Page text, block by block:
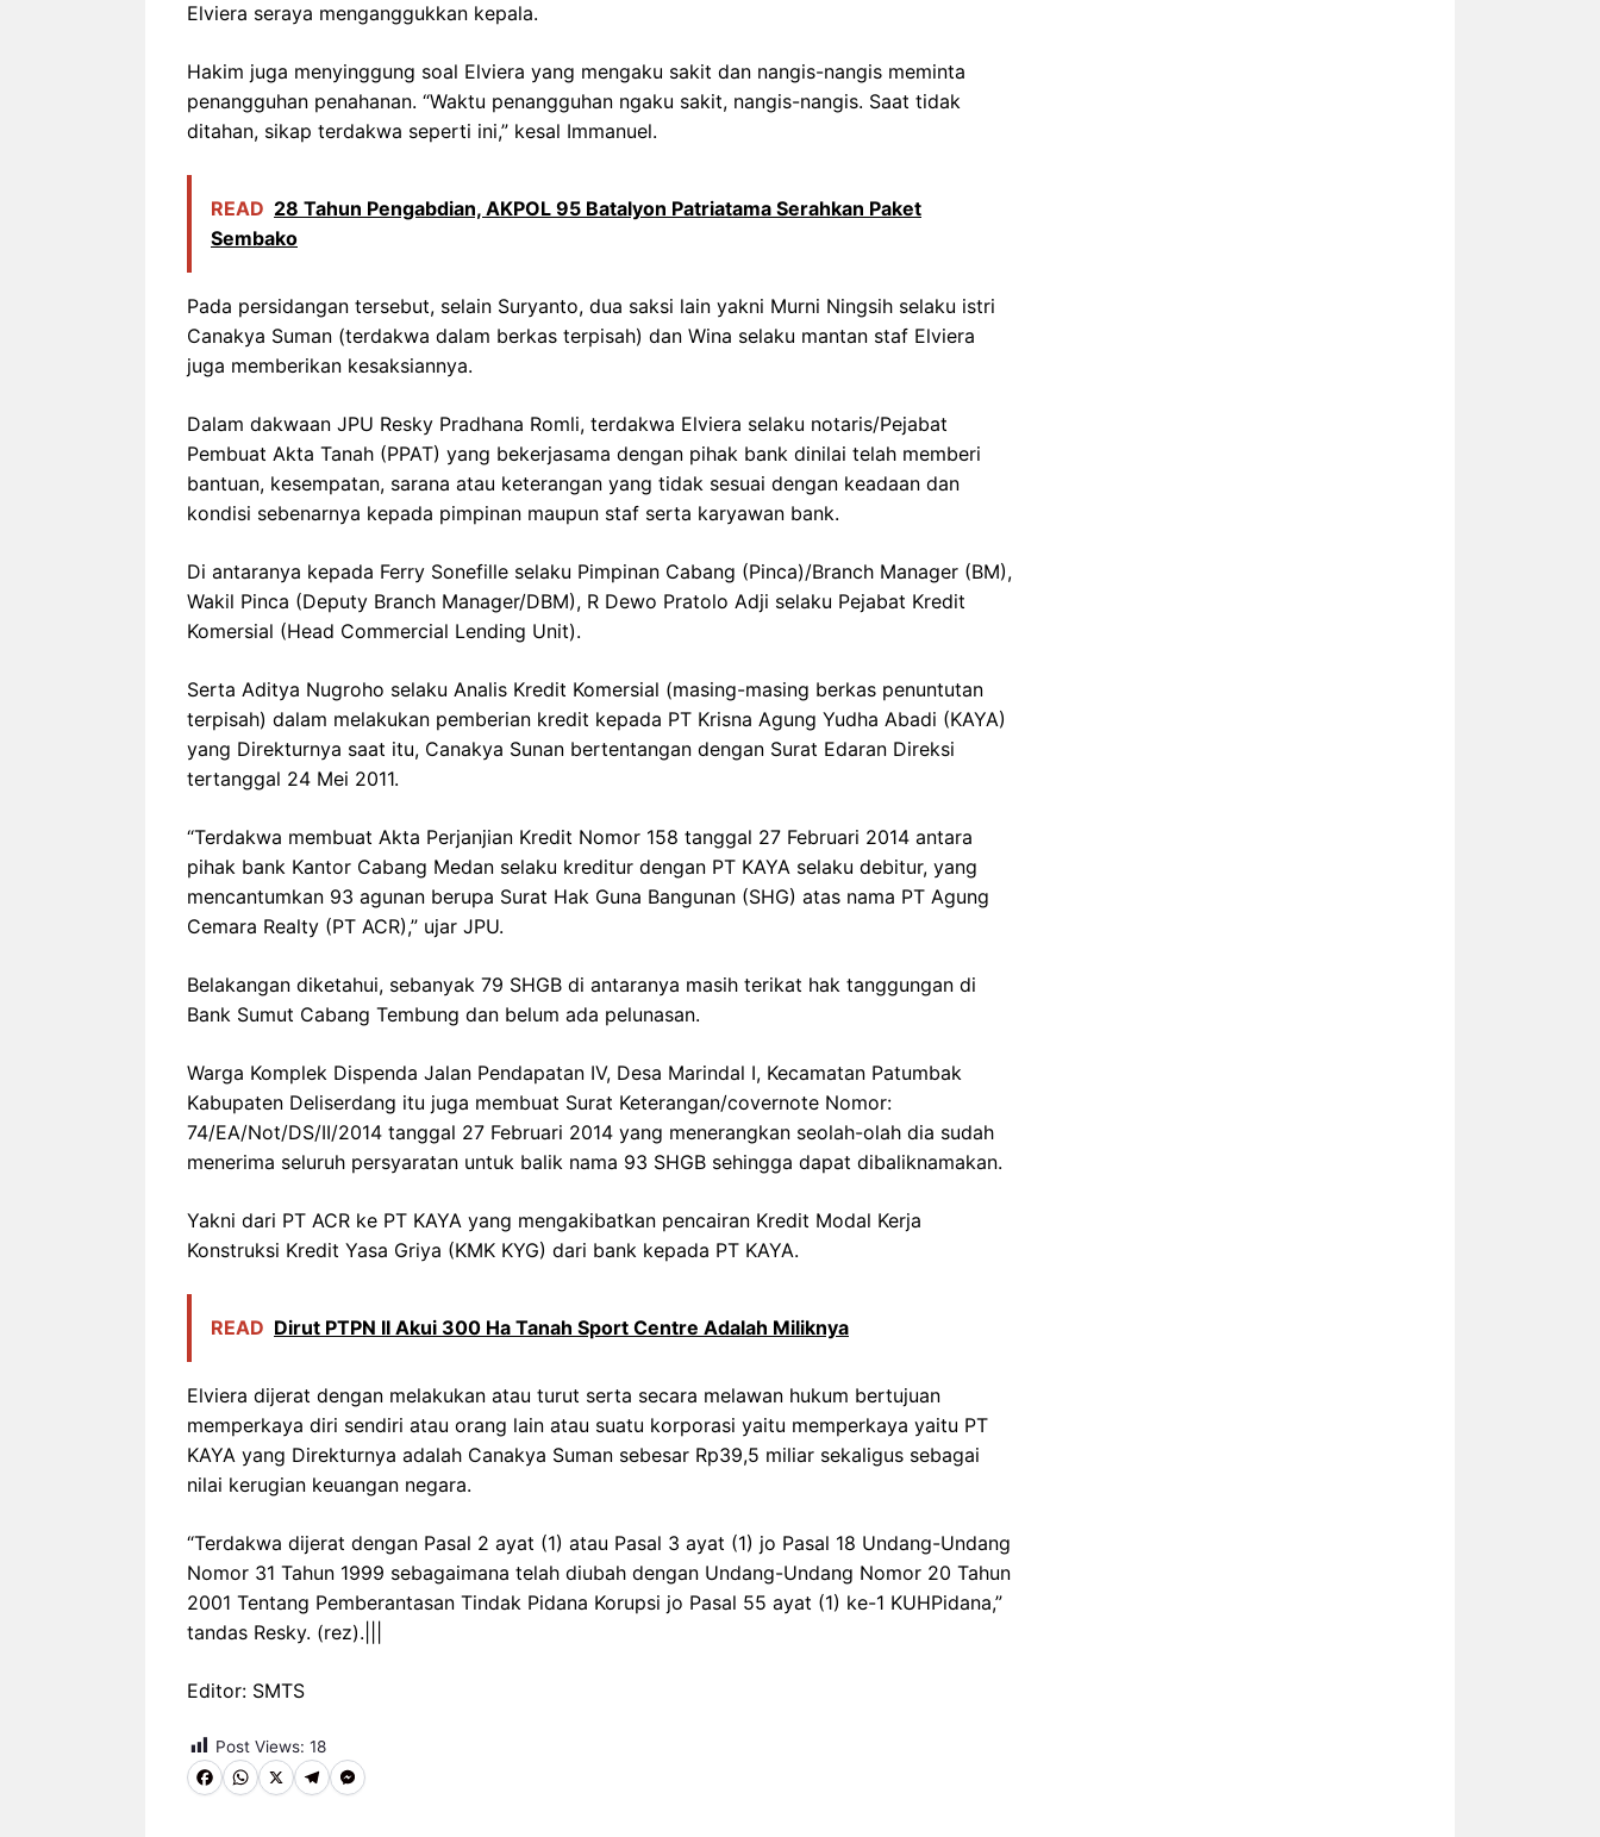
Elviera seraya menganggukkan kepala.
Hakim juga menyinggung soal Elviera yang mengaku sakit dan nangis-nangis meminta
penangguhan penahanan. “Waktu penangguhan ngaku sakit, nangis-nangis. Saat tidak
ditahan, sikap terdakwa seperti ini,” kesal Immanuel.
READ 28 Tahun Pengabdian, AKPOL 95 Batalyon Patriatama Serahkan Paket
Sembako
Pada persidangan tersebut, selain Suryanto, dua saksi lain yakni Murni Ningsih selaku istri
Canakya Suman (terdakwa dalam berkas terpisah) dan Wina selaku mantan staf Elviera
juga memberikan kesaksiannya.
Dalam dakwaan JPU Resky Pradhana Romli, terdakwa Elviera selaku notaris/Pejabat
Pembuat Akta Tanah (PPAT) yang bekerjasama dengan pihak bank dinilai telah memberi
bantuan, kesempatan, sarana atau keterangan yang tidak sesuai dengan keadaan dan
kondisi sebenarnya kepada pimpinan maupun staf serta karyawan bank.
Di antaranya kepada Ferry Sonefille selaku Pimpinan Cabang (Pinca)/Branch Manager (BM),
Wakil Pinca (Deputy Branch Manager/DBM), R Dewo Pratolo Adji selaku Pejabat Kredit
Komersial (Head Commercial Lending Unit).
Serta Aditya Nugroho selaku Analis Kredit Komersial (masing-masing berkas penuntutan
terpisah) dalam melakukan pemberian kredit kepada PT Krisna Agung Yudha Abadi (KAYA)
yang Direkturnya saat itu, Canakya Sunan bertentangan dengan Surat Edaran Direksi
tertanggal 24 Mei 2011.
“Terdakwa membuat Akta Perjanjian Kredit Nomor 158 tanggal 27 Februari 2014 antara
pihak bank Kantor Cabang Medan selaku kreditur dengan PT KAYA selaku debitur, yang
mencantumkan 93 agunan berupa Surat Hak Guna Bangunan (SHG) atas nama PT Agung
Cemara Realty (PT ACR),” ujar JPU.
Belakangan diketahui, sebanyak 79 SHGB di antaranya masih terikat hak tanggungan di
Bank Sumut Cabang Tembung dan belum ada pelunasan.
Warga Komplek Dispenda Jalan Pendapatan IV, Desa Marindal I, Kecamatan Patumbak
Kabupaten Deliserdang itu juga membuat Surat Keterangan/covernote Nomor:
74/EA/Not/DS/II/2014 tanggal 27 Februari 2014 yang menerangkan seolah-olah dia sudah
menerima seluruh persyaratan untuk balik nama 93 SHGB sehingga dapat dibaliknamakan.
Yakni dari PT ACR ke PT KAYA yang mengakibatkan pencairan Kredit Modal Kerja
Konstruksi Kredit Yasa Griya (KMK KYG) dari bank kepada PT KAYA.
READ Dirut PTPN II Akui 300 Ha Tanah Sport Centre Adalah Miliknya
Elviera dijerat dengan melakukan atau turut serta secara melawan hukum bertujuan
memperkaya diri sendiri atau orang lain atau suatu korporasi yaitu memperkaya yaitu PT
KAYA yang Direkturnya adalah Canakya Suman sebesar Rp39,5 miliar sekaligus sebagai
nilai kerugian keuangan negara.
“Terdakwa dijerat dengan Pasal 2 ayat (1) atau Pasal 3 ayat (1) jo Pasal 18 Undang-Undang
Nomor 31 Tahun 1999 sebagaimana telah diubah dengan Undang-Undang Nomor 20 Tahun
2001 Tentang Pemberantasan Tindak Pidana Korupsi jo Pasal 55 ayat (1) ke-1 KUHPidana,”
tandas Resky. (rez).|||
Editor: SMTS
Post Views: 18
F WX T M